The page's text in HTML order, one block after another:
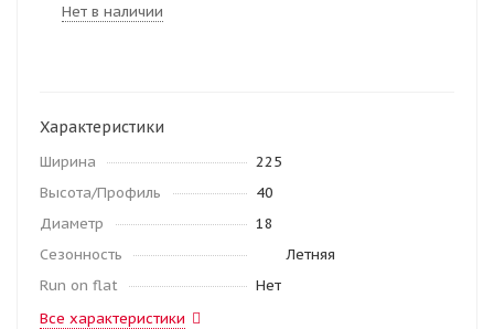
Нет в наличии
Характеристики
Ширина
225
Высота/Профиль
40
Диаметр
18
Сезонность
Летняя
Run on flat
Нет
Все характеристики